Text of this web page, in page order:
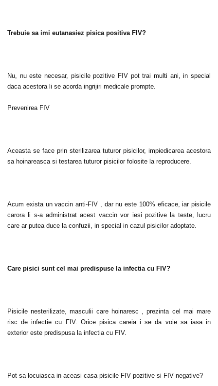
Trebuie sa imi eutanasiez pisica positiva FIV?
Nu, nu este necesar, pisicile pozitive FIV pot trai multi ani, in special
daca acestora li se acorda ingrijiri medicale prompte.
Prevenirea FIV
Aceasta se face prin sterilizarea tuturor pisicilor, impiedicarea acestora
sa hoinareasca si testarea tuturor pisicilor folosite la reproducere.
Acum exista un vaccin anti-FIV , dar nu este 100% eficace, iar pisicile
carora li s-a administrat acest vaccin vor iesi pozitive la teste, lucru
care ar putea duce la confuzii, in special in cazul pisicilor adoptate.
Care pisici sunt cel mai predispuse la infectia cu FIV?
Pisicile nesterilizate, masculii care hoinaresc , prezinta cel mai mare
risc de infectie cu FIV. Orice pisica careia i se da voie sa iasa in
exterior este predispusa la infectia cu FIV.
Pot sa locuiasca in aceasi casa pisicile FIV pozitive si FIV negative?